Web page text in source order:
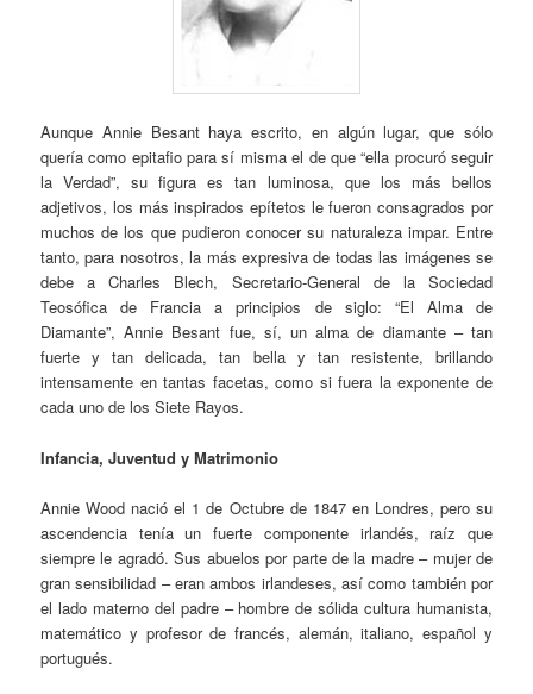
Aunque Annie Besant haya escrito, en algún lugar, que sólo
quería como epitafio para sí misma el de que “ella procuró seguir
la Verdad”, su figura es tan luminosa, que los más bellos
adjetivos, los más inspirados epítetos le fueron consagrados por
muchos de los que pudieron conocer su naturaleza impar. Entre
tanto, para nosotros, la más expresiva de todas las imágenes se
debe a Charles Blech, Secretario-General de la Sociedad
Teosófica de Francia a principios de siglo: “El Alma de
Diamante”, Annie Besant fue, sí, un alma de diamante – tan
fuerte y tan delicada, tan bella y tan resistente, brillando
intensamente en tantas facetas, como si fuera la exponente de
cada uno de los Siete Rayos.
Infancia, Juventud y Matrimonio
Annie Wood nació el 1 de Octubre de 1847 en Londres, pero su
ascendencia tenía un fuerte componente irlandés, raíz que
siempre le agradó. Sus abuelos por parte de la madre – mujer de
gran sensibilidad – eran ambos irlandeses, así como también por
el lado materno del padre – hombre de sólida cultura humanista,
matemático y profesor de francés, alemán, italiano, español y
portugués.